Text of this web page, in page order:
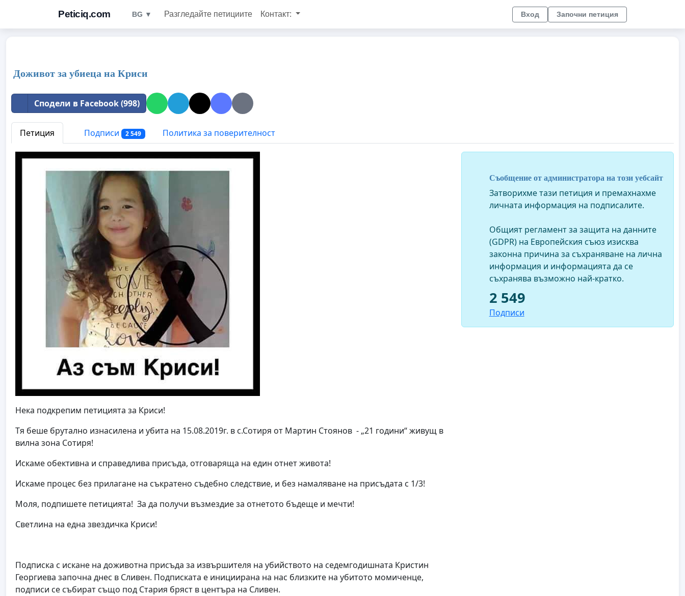
Peticiq.com BG ▼ Разгледайте петициите Контакт: Вход Започни петиция
Доживот за убиеца на Криси
Сподели в Facebook (998)
Петиция Подписи 2 549 Политика за поверителност
Нека подкрепим петицията за Криси!
Тя беше брутално изнасилена и убита на 15.08.2019г. в с.Сотиря от Мартин Стоянов - „21 години“ живущ в
вилна зона Сотиря!
Искаме обективна и справедлива присъда, отговаряща на един отнет живота!
Искаме процес без прилагане на съкратено съдебно следствие, и без намаляване на присъдата с 1/3!
Моля, подпишете петицията! За да получи възмездие за отнетото бъдеще и мечти!
Светлина на една звездичка Криси!
Подписка с искане на доживотна присъда за извършителя на убийството на седемгодишната Кристин
Георгиева започна днес в Сливен. Подписката е инициирана на нас близките на убитото момиченце,
подписи се събират също под Стария бряст в центъра на Сливен.
Съобщение от администратора на този уебсайт
Затворихме тази петиция и премахнахме
личната информация на подписалите.
Общият регламент за защита на данните
(GDPR) на Европейския съюз изисква
законна причина за съхраняване на лична
информация и информацията да се
съхранява възможно най-кратко.
2 549
Подписи